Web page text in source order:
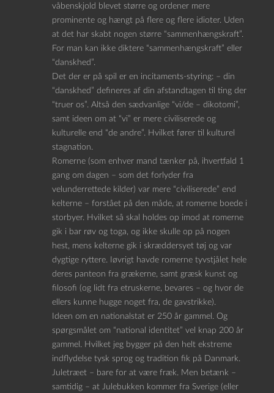
våbenskjold blevet større og ordener mere
prominente og hængt på flere og flere idioter. Uden
at det har skabt nogen større “sammenhængskraft”.
For man kan ikke diktere “sammenhængskraft” eller
“danskhed”.
Det der er på spil er en incitaments-styring: – din
“danskhed” defineres af din afstandtagen til ting der
“truer os”. Altså den sædvanlige “vi/de – dikotomi”,
samt ideen om at “vi” er mere civiliserede og
kulturelle end “de andre”. Hvilket fører til kulturel
stagnation.
Romerne (som enhver mand tænker på, ihvertfald 1
gang om dagen – som det forlyder fra
velunderrettede kilder) var mere “civiliserede” end
kelterne – forstået på den måde, at romerne boede i
storbyer. Hvilket så skal holdes op imod at romerne
gik i bar røv og toga, og ikke skulle op på nogen
hest, mens kelterne gik i skræddersyet tøj og var
dygtige ryttere. Iøvrigt havde romerne tyvstjålet hele
deres panteon fra grækerne, samt græsk kunst og
filosofi (og lidt fra etruskerne, bevares – og hvor de
ellers kunne hugge noget fra, de gavstrikke).
Ideen om en nationalstat er 250 år gammel. Og
spørgsmålet om “national identitet” vel knap 200 år
gammel. Hvilket jeg bygger på den helt ekstreme
indflydelse tysk sprog og tradition fik på Danmark.
Juletræet – bare for at være fræk. Men betænk –
samtidig – at Julebukken kommer fra Sverige (eller